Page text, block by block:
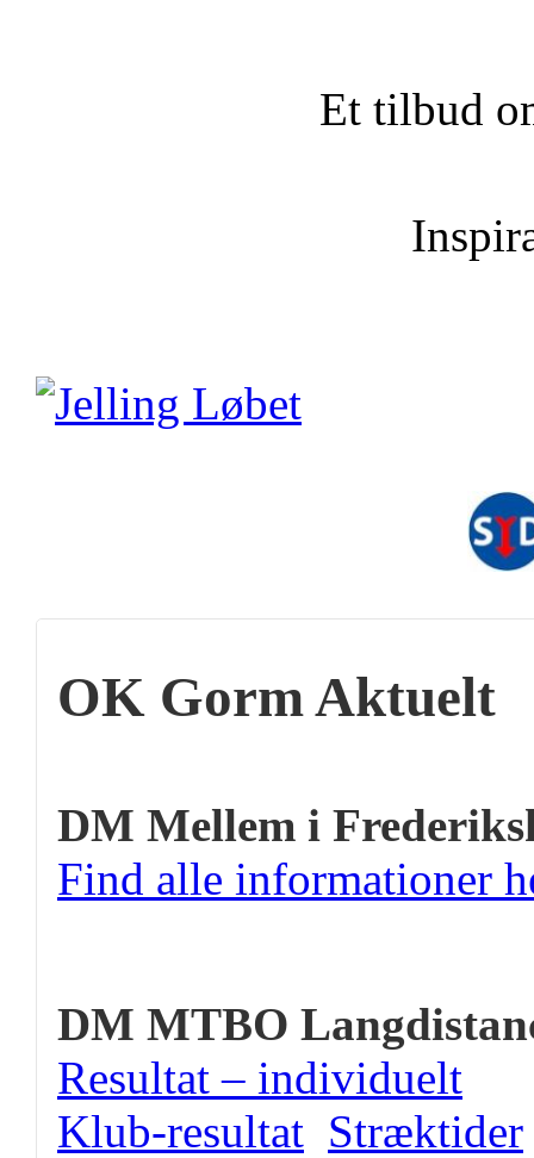
Et tilbud
OK Gorm Aktuelt
DM Mellem i
Find alle informationer
DM MTBO
Resultat – individuelt
Klub-resultat Stræktider